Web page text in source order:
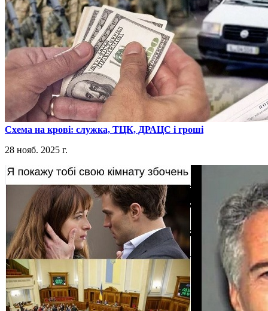
​Схема на крові: служка, ТЦК, ДРАЦС і гроші
28 нояб. 2025 г.